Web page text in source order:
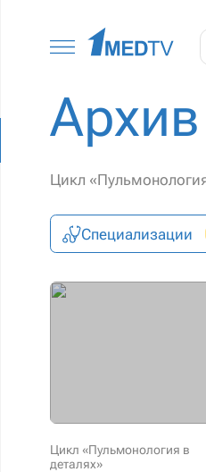
Архив
Цикл
Специализации
Цикл «Пульмонология в
деталях»